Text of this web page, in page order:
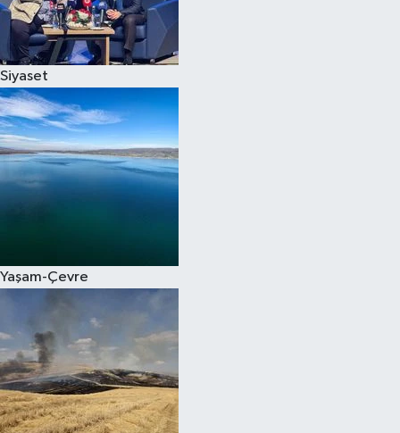
Siyaset
Yaşam-Çevre
Spor
Çocuk
Eğitim
Kim kimdir?
Kültür Sanat
Sağlık